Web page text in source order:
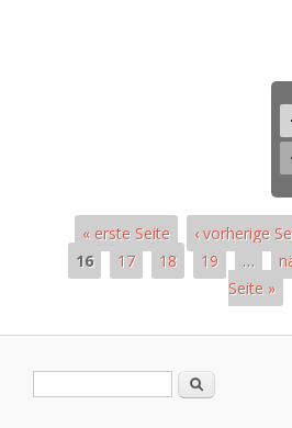
« erste Seite ‹ vorherige
16
17 18 19 …
Seite »
Suche